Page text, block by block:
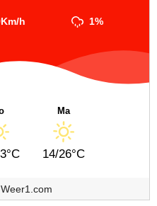
h 1%
Ma
14/26°C
Weer1.com